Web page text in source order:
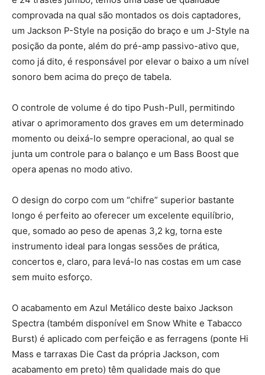
comprovada na qual são montados os dois captadores,
um Jackson P-Style na posição do braço e um J-Style na
posição da ponte, além do pré-amp passivo-ativo que,
como já dito, é responsável por elevar o baixo a um nível
sonoro bem acima do preço de tabela.
O controle de volume é do tipo Push-Pull, permitindo
ativar o aprimoramento dos graves em um determinado
momento ou deixá-lo sempre operacional, ao qual se
junta um controle para o balanço e um Bass Boost que
opera apenas no modo ativo.
O design do corpo com um “chifre” superior bastante
longo é perfeito ao oferecer um excelente equilíbrio,
que, somado ao peso de apenas 3,2 kg, torna este
instrumento ideal para longas sessões de prática,
concertos e, claro, para levá-lo nas costas em um case
sem muito esforço.
O acabamento em Azul Metálico deste baixo Jackson
Spectra (também disponível em Snow White e Tabacco
Burst) é aplicado com perfeição e as ferragens (ponte Hi
Mass e tarraxas Die Cast da própria Jackson, com
acabamento em preto) têm qualidade mais do que